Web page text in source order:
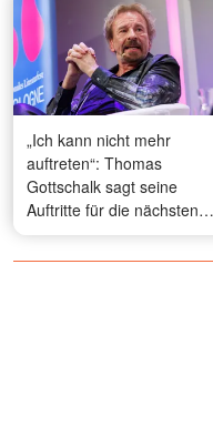
„Ich kann nicht mehr
auftreten“: Thomas
Gottschalk sagt seine
Auftritte für die nächsten
Monate ab – der Grund ist
herzzerreißend